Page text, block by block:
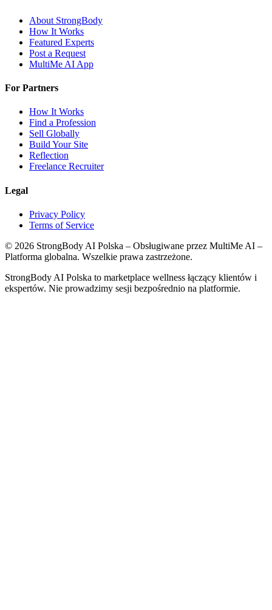
About StrongBody
How It Works
Featured Experts
Post a Request
MultiMe AI App
For Partners
How It Works
Find a Profession
Sell Globally
Build Your Site
Reflection
Freelance Recruiter
Legal
Privacy Policy
Terms of Service
© 2026 StrongBody AI Polska – Obsługiwane przez MultiMe AI –
Platforma globalna. Wszelkie prawa zastrzeżone.
StrongBody AI Polska to marketplace wellness łączący klientów i
ekspertów. Nie prowadzimy sesji bezpośrednio na platformie.